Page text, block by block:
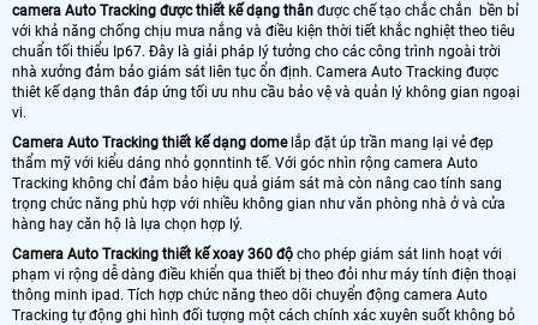
camera Auto Tracking được thiết kế dạng thân được chế tạo chắc chắn bền bỉ
với khả năng chống chịu mưa nắng và điều kiện thời tiết khắc nghiệt theo tiêu
chuẩn tối thiểu Ip67. Đây là giải pháp lý tưởng cho các công trình ngoài trời
nhà xưởng đảm bảo giám sát liên tục ổn định. Camera Auto Tracking được
thiêt kế dạng thân đáp ứng tối ưu nhu cầu bảo vệ và quản lý không gian ngoại
vi.
Camera Auto Tracking thiết kế dạng domelắp đặt úp trần mang lại vẻ đẹp
thẩm mỹ với kiểu dáng nhỏ gọnntinh tế. Với góc nhìn rộng camera Auto
Tracking không chỉ đảm bảo hiệu quả giám sát mà còn nâng cao tính sang
trọng chức năng phù hợp với nhiều không gian như văn phòng nhà ở và cửa
hàng hay căn hộ là lựa chọn hợp lý.
Camera Auto Tracking thiết kế xoay 360 độ cho phép giám sát linh hoạt với
phạm vi rộng dễ dàng điều khiển qua thiết bị theo đỏi như máy tính điện thoại
thông minh ipad. Tích hợp chức năng theo dõi chuyển động camera Auto
Tracking tự động ghi hình đối tượng một cách chính xác xuyên suốt không bỏ